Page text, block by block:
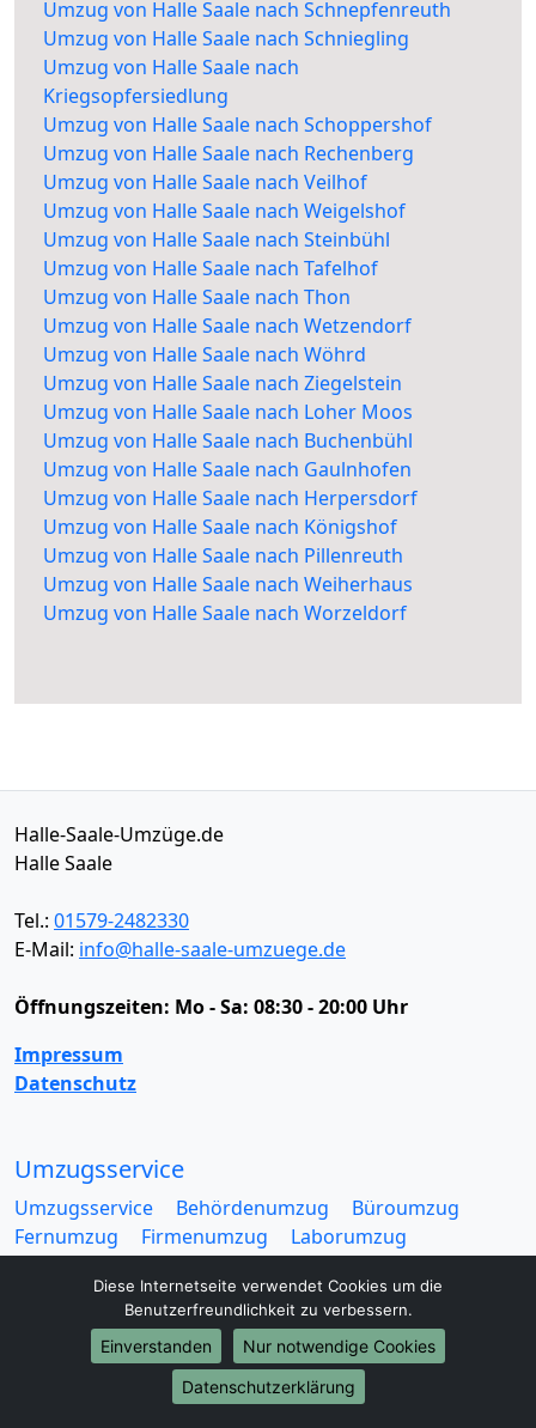
Umzug von Halle Saale nach Schnepfenreuth
Umzug von Halle Saale nach Schniegling
Umzug von Halle Saale nach
Kriegsopfersiedlung
Umzug von Halle Saale nach Schoppershof
Umzug von Halle Saale nach Rechenberg
Umzug von Halle Saale nach Veilhof
Umzug von Halle Saale nach Weigelshof
Umzug von Halle Saale nach Steinbühl
Umzug von Halle Saale nach Tafelhof
Umzug von Halle Saale nach Thon
Umzug von Halle Saale nach Wetzendorf
Umzug von Halle Saale nach Wöhrd
Umzug von Halle Saale nach Ziegelstein
Umzug von Halle Saale nach Loher Moos
Umzug von Halle Saale nach Buchenbühl
Umzug von Halle Saale nach Gaulnhofen
Umzug von Halle Saale nach Herpersdorf
Umzug von Halle Saale nach Königshof
Umzug von Halle Saale nach Pillenreuth
Umzug von Halle Saale nach Weiherhaus
Umzug von Halle Saale nach Worzeldorf
Halle-Saale-Umzüge.de
Halle Saale
Tel.: 01579-2482330
E-Mail: info@halle-saale-umzuege.de
Öffnungszeiten: Mo - Sa: 08:30 - 20:00 Uhr
Impressum
Datenschutz
Umzugsservice
Umzugsservice Behördenumzug
Büroumzug
Fernumzug
Firmenumzug
Laborumzug
Seniorenumzug
Studentenumzug
Beiladung
Entrümpelung
Halteverbotszone
Klaviertransport
Haushaltsauflösung
Möbeltaxi
Möbelmitfahrzentrale
Umzugskartons
Diese Internetseite verwendet Cookies um die
Benutzerfreundlichkeit zu verbessern.
Einverstanden
Nur notwendige Cookies
Datenschutzerklärung